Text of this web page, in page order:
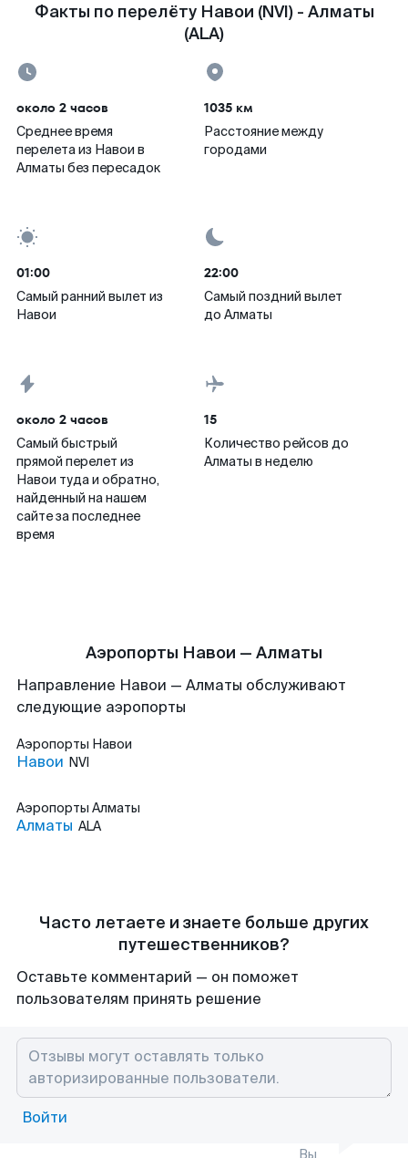
Факты по перелёту Навои (NVI) - Алматы
(ALA)
около 2 часов
Среднее время
перелета из Навои в
Алматы без пересадок
1035 км
Расстояние между
городами
01:00
Самый ранний вылет из
Навои
22:00
Самый поздний вылет
до Алматы
около 2 часов
Самый быстрый
прямой перелет из
Навои туда и обратно,
найденный на нашем
сайте за последнее
время
15
Количество рейсов до
Алматы в неделю
Аэропорты Навои — Алматы
Направление Навои — Алматы обслуживают
следующие аэропорты
Аэропорты Навои
Навои NVI
Аэропорты Алматы
Алматы ALA
Часто летаете и знаете больше других
путешественников?
Оставьте комментарий — он поможет
пользователям принять решение
Войти
Вы